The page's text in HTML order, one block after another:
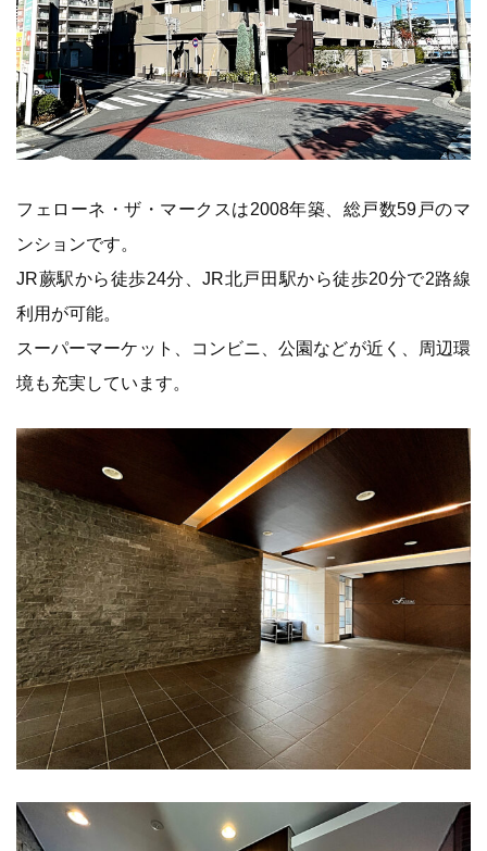
フェローネ・ザ・マークスは2008年築、総戸数59戸のマ
ンションです。
JR蕨駅から徒歩24分、JR北戸田駅から徒歩20分で2路線
利用が可能。
スーパーマーケット、コンビニ、公園などが近く、周辺環
境も充実しています。